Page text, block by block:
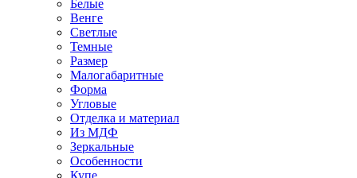
Белые
Венге
Светлые
Темные
Размер
Малогабаритные
Форма
Угловые
Отделка и материал
Из МДФ
Зеркальные
Особенности
Купе